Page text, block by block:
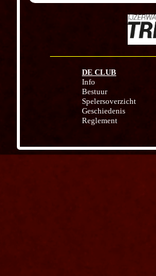
DE CLUB
Info
Bestuur
Spelersoverzicht
Geschiedenis
Reglement